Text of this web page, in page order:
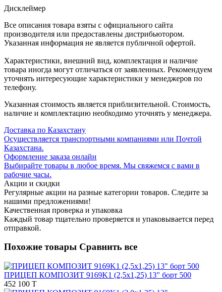
Дисклеймер
Все описания товара взяты с официального сайта
производителя или предоставлены дистрибьютором.
Указанная информация не является публичной офертой.
Характеристики, внешний вид, комплектация и наличие
товара иногда могут отличаться от заявленных. Рекомендуем
уточнять интересующие характеристики у менеджеров по
телефону.
Указанная стоимость является приблизительной. Стоимость,
наличие и комплектацию необходимо уточнять у менеджера.
Доставка по Казахстану
Осуществляется транспортными компаниями или Почтой
Казахстана.
Оформление заказа онлайн
Выбирайте товары в любое время. Мы свяжемся с вами в
рабочие часы.
Акции и скидки
Регулярные акции на разные категории товаров. Следите за
нашими предложениями!
Качественная проверка и упаковка
Каждый товар тщательно проверяется и упаковывается перед
отправкой.
Похожие товары Сравнить все
ПРИЦЕП КОМПОЗИТ 9169K1 (2,5х1,25) 13" борт 500
452 100 T